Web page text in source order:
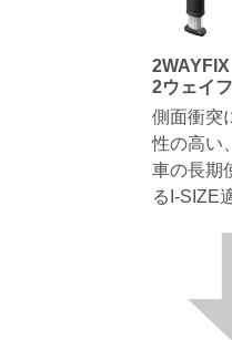
2WAYFIX
2ウェイ
側面衝突
性の高い
車の長期
るI-SIZE